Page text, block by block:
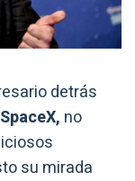
detrás
no
su mirada